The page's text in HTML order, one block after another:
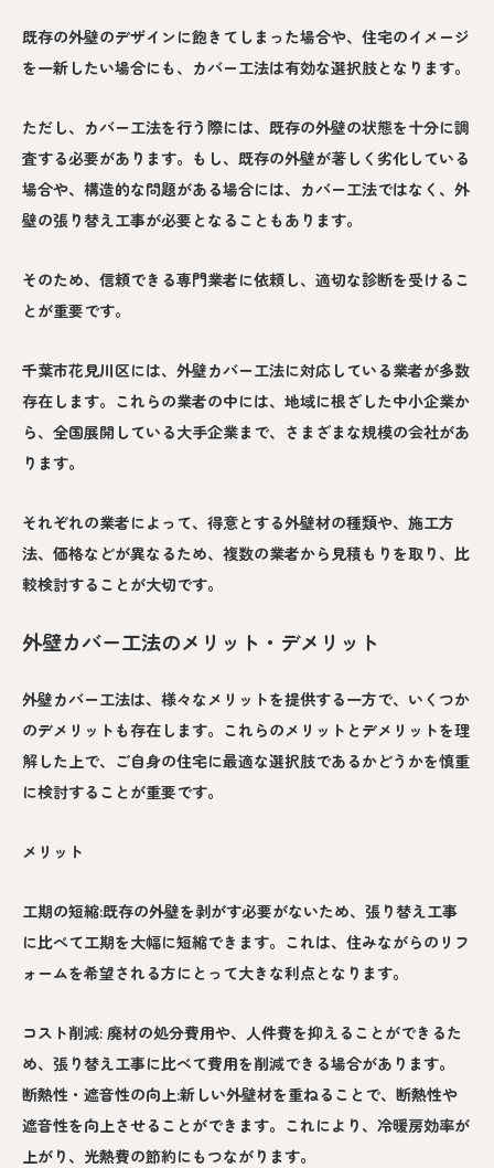
既存の外壁のデザインに飽きてしまった場合や、住宅のイメージ
を一新したい場合にも、カバー工法は有効な選択肢となります。
ただし、カバー工法を行う際には、既存の外壁の状態を十分に調
査する必要があります。もし、既存の外壁が著しく劣化している
場合や、構造的な問題がある場合には、カバー工法ではなく、外
壁の張り替え工事が必要となることもあります。
そのため、信頼できる専門業者に依頼し、適切な診断を受けるこ
とが重要です。
千葉市花見川区には、外壁カバー工法に対応している業者が多数
存在します。これらの業者の中には、地域に根ざした中小企業か
ら、全国展開している大手企業まで、さまざまな規模の会社があ
ります。
それぞれの業者によって、得意とする外壁材の種類や、施工方
法、価格などが異なるため、複数の業者から見積もりを取り、比
較検討することが大切です。
外壁カバー工法のメリット・デメリット
外壁カバー工法は、様々なメリットを提供する一方で、いくつか
のデメリットも存在します。これらのメリットとデメリットを理
解した上で、ご自身の住宅に最適な選択肢であるかどうかを慎重
に検討することが重要です。
メリット
工期の短縮:既存の外壁を剥がす必要がないため、張り替え工事
に比べて工期を大幅に短縮できます。これは、住みながらのリフ
ォームを希望される方にとって大きな利点となります。
コスト削減: 廃材の処分費用や、人件費を抑えることができるた
め、張り替え工事に比べて費用を削減できる場合があります。
断熱性・遮音性の向上:新しい外壁材を重ねることで、断熱性や
遮音性を向上させることができます。これにより、冷暖房効率が
上がり、光熱費の節約にもつながります。